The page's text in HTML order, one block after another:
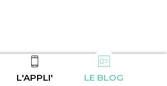
L'APPLI' LE BLOG